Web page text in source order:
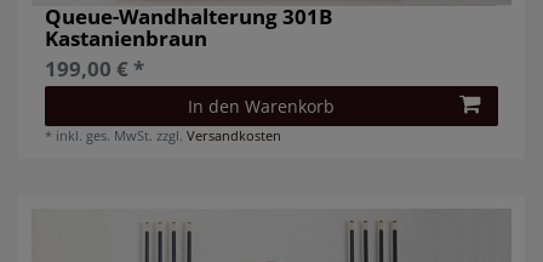
Queue-Wandhalterung 301B
Kastanienbraun
199,00 € *
In den Warenkorb
* inkl. ges. MwSt. zzgl.Versandkosten